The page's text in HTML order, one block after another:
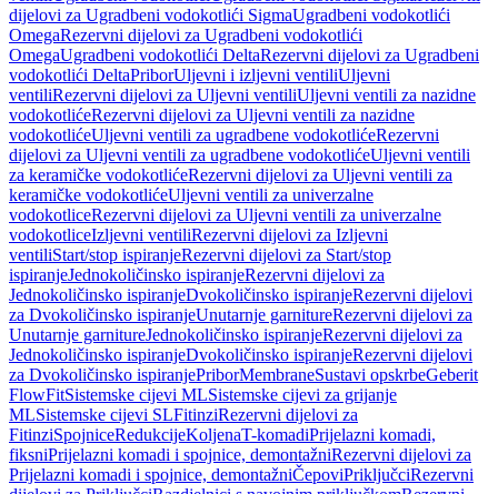
dijelovi za Ugradbeni vodokotlići SigmaUgradbeni vodokotlići
OmegaRezervni dijelovi za Ugradbeni vodokotlići
OmegaUgradbeni vodokotlići DeltaRezervni dijelovi za Ugradbeni
vodokotlići DeltaPriborUljevni i izljevni ventiliUljevni
ventiliRezervni dijelovi za Uljevni ventiliUljevni ventili za nazidne
vodokotlićeRezervni dijelovi za Uljevni ventili za nazidne
vodokotlićeUljevni ventili za ugradbene vodokotlićeRezervni
dijelovi za Uljevni ventili za ugradbene vodokotlićeUljevni ventili
za keramičke vodokotlićeRezervni dijelovi za Uljevni ventili za
keramičke vodokotlićeUljevni ventili za univerzalne
vodokotliceRezervni dijelovi za Uljevni ventili za univerzalne
vodokotliceIzljevni ventiliRezervni dijelovi za Izljevni
ventiliStart/stop ispiranjeRezervni dijelovi za Start/stop
ispiranjeJednokoličinsko ispiranjeRezervni dijelovi za
Jednokoličinsko ispiranjeDvokoličinsko ispiranjeRezervni dijelovi
za Dvokoličinsko ispiranjeUnutarnje garnitureRezervni dijelovi za
Unutarnje garnitureJednokoličinsko ispiranjeRezervni dijelovi za
Jednokoličinsko ispiranjeDvokoličinsko ispiranjeRezervni dijelovi
za Dvokoličinsko ispiranjePriborMembraneSustavi opskrbeGeberit
FlowFitSistemske cijevi MLSistemske cijevi za grijanje
MLSistemske cijevi SLFitinziRezervni dijelovi za
FitinziSpojniceRedukcijeKoljenaT-komadiPrijelazni komadi,
fiksniPrijelazni komadi i spojnice, demontažniRezervni dijelovi za
Prijelazni komadi i spojnice, demontažniČepoviPriključciRezervni